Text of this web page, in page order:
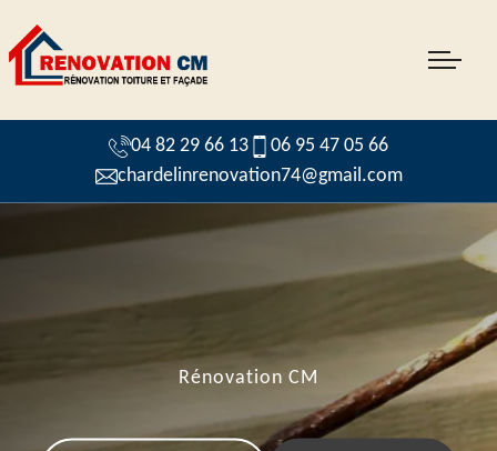
04 82 29 66 13
06 95 47 05 66
chardelinrenovation74@gmail.com
Rénovation CM